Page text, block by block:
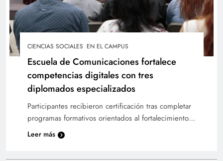
Feria de pasantías impulsa oportunidades
laborales para estudiantes en la UTEC
CIENCIAS SOCIALES EN EL CAMPUS
Escuela de Comunicaciones fortalece
competencias digitales con tres
diplomados especializados
Participantes recibieron certificación tras completar
programas formativos orientados al fortalecimiento…
Leer más